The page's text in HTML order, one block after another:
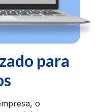
para
o